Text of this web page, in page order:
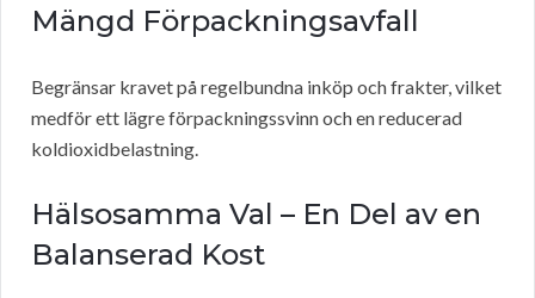
Mängd Förpackningsavfall
Begränsar kravet på regelbundna inköp och frakter, vilket
medför ett lägre förpackningssvinn och en reducerad
koldioxidbelastning.
Hälsosamma Val – En Del av en
Balanserad Kost